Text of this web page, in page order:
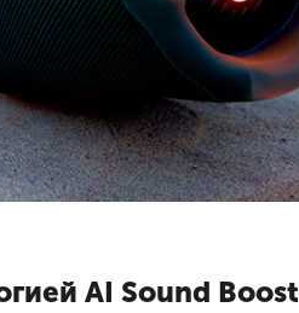
AI Sound Boost